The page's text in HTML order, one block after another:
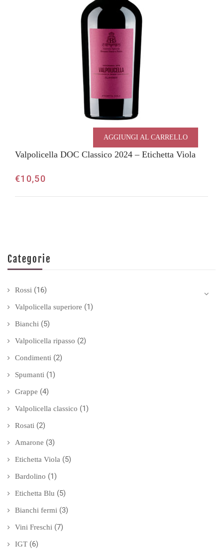
Categorie
Rossi (16)
Valpolicella superiore (1)
Bianchi (5)
Valpolicella ripasso (2)
Condimenti (2)
Spumanti (1)
Grappe (4)
Valpolicella classico (1)
Rosati (2)
Amarone (3)
Etichetta Viola (5)
Bardolino (1)
Etichetta Blu (5)
Bianchi fermi (3)
Vini Freschi (7)
IGT (6)
Valpolicella DOC Classico 2024 – Etichetta Viola
€10,50
AGGIUNGI AL CARRELLO